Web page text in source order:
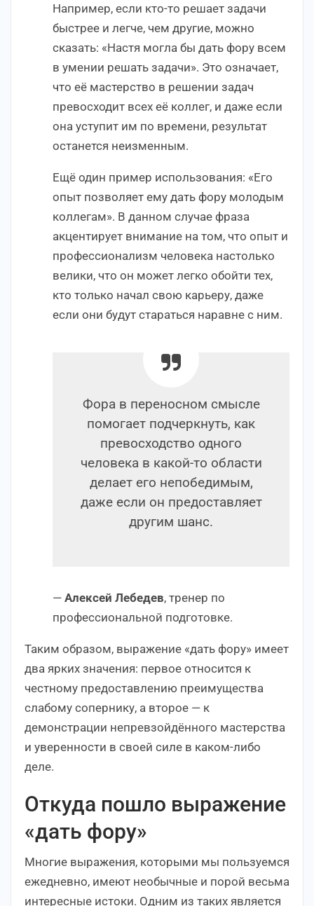
Например, если кто-то решает задачи
быстрее и легче, чем другие, можно
сказать: «Настя могла бы дать фору всем
в умении решать задачи». Это означает,
что её мастерство в решении задач
превосходит всех её коллег, и даже если
она уступит им по времени, результат
останется неизменным.
Ещё один пример использования: «Его
опыт позволяет ему дать фору молодым
коллегам». В данном случае фраза
акцентирует внимание на том, что опыт и
профессионализм человека настолько
велики, что он может легко обойти тех,
кто только начал свою карьеру, даже
если они будут стараться наравне с ним.
Фора в переносном смысле
помогает подчеркнуть, как
превосходство одного
человека в какой-то области
делает его непобедимым,
даже если он предоставляет
другим шанс.
— Алексей Лебедев, тренер по
профессиональной подготовке.
Таким образом, выражение «дать фору» имеет
два ярких значения: первое относится к
честному предоставлению преимущества
слабому сопернику, а второе — к
демонстрации непревзойдённого мастерства
и уверенности в своей силе в каком-либо
деле.
Откуда пошло выражение
«дать фору»
Многие выражения, которыми мы пользуемся
ежедневно, имеют необычные и порой весьма
интересные истоки. Одним из таких является